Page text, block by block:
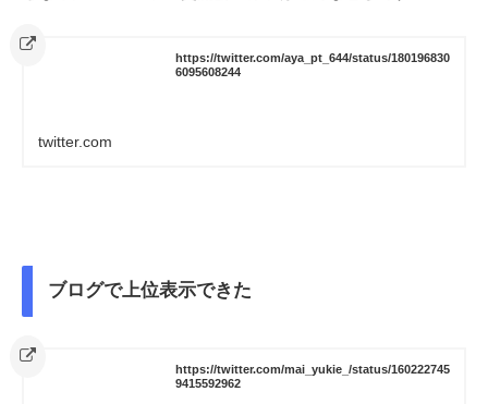
https://twitter.com/aya_pt_644/status/180196830
6095608244
twitter.com
ブログで上位表示できた
https://twitter.com/mai_yukie_/status/160222745
9415592962